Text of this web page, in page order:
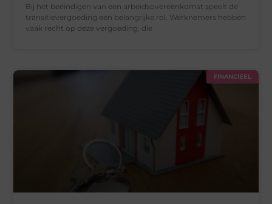
Bij het beëindigen van een arbeidsovereenkomst speelt de
transitievergoeding een belangrijke rol. Werknemers hebben
vaak recht op deze vergoeding, die
FINANCIEEL